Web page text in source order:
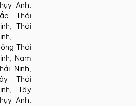
Anh,
Thái
Thái
Thái
Nam
Ninh,
Thái
Tây
Anh,